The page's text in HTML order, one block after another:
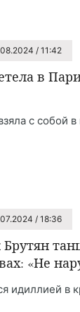
/ 11:42
в
с собой в
/ 18:36
«Не
идиллией в